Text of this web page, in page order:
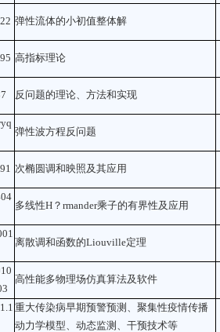
弹性流体的小初值整体解
高指标理论
反问题的理论、方法和实现
弹性波方程反问题
次椭圆调和映照及其应用
多线性H？rmander乘子的有界性及应用
离散调和函数的Liouville定理
高性能多物理场仿真算法及软件
重大传染病早期预警预测、聚集性疫情传播
动力学模型、动态监测、干预技术等